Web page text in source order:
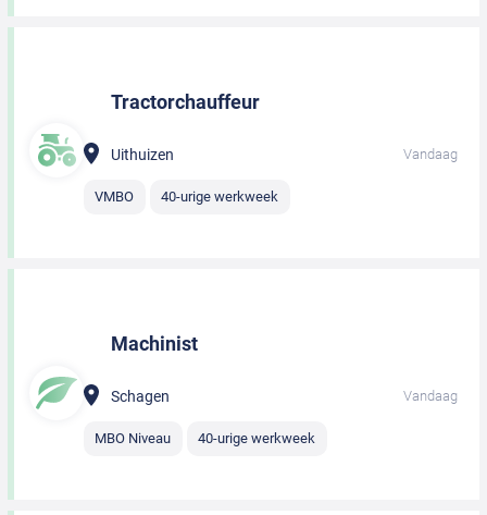
Tractorchauffeur
Uithuizen Vandaag
VMBO 40-urige werkweek
Machinist
Schagen Vandaag
MBO Niveau 40-urige werkweek